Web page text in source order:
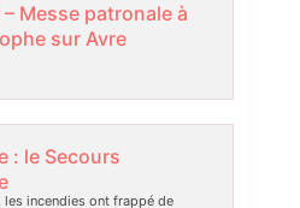
Messe patronale à
sur Avre
: le Secours
les incendies ont frappé de